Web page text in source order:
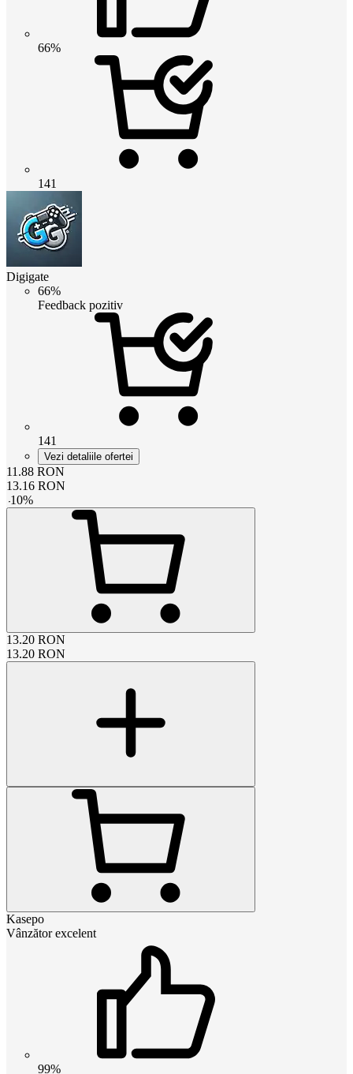
66%
141
Digigate
66%
Feedback pozitiv
141
Vezi detaliile ofertei
11.88 RON
13.16 RON
-10%
13.20 RON
13.20 RON
Kasepo
Vânzător excelent
99%